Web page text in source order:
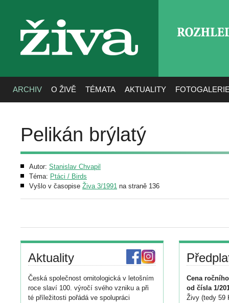
živa
ARCHIV O ŽIVĚ TÉMATA AKTUALITY
Pelikán brýlatý
Autor: Stanislav Chvapil
Téma: Ptáci / Birds
Vyšlo v časopise Živa 3/1991 na straně 136
Aktuality
Česká společnost ornitologická v letošním
roce slaví 100. výročí svého vzniku a při
té příležitosti pořádá ve spolupráci
Cena
od čísla 1/
Živy (tedy 59